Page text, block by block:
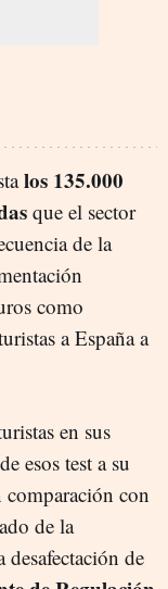
los 135.000
que el sector
de la
como
a España a
en sus
esos test a su
con
de la
de